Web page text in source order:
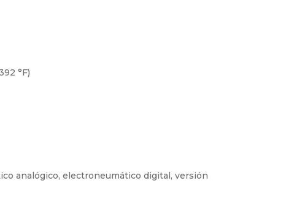
°F)
analógico, electroneumático digital, versión